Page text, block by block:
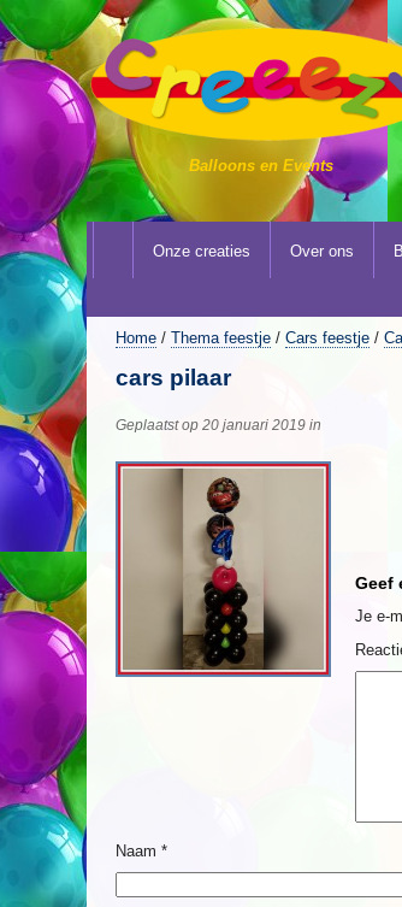
Balloons en Events
Onze creaties Over ons
Home / Thema feestje / Cars feestje /
cars pilaar
Geplaatst op 20 januari 2019 in
Geef
Je e-
Naam *